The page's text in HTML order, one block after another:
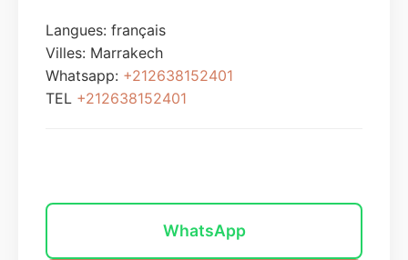
Langues: français
Villes: Marrakech
Whatsapp: +212638152401
TEL +212638152401
WhatsApp